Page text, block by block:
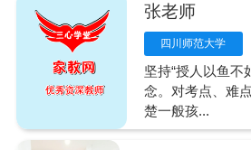
张老师
四川师范大学
坚持“授人以鱼不
念。对考点、难
楚一般孩...